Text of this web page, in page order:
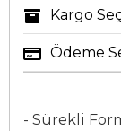
Kargo
Ödeme
- Sürekli